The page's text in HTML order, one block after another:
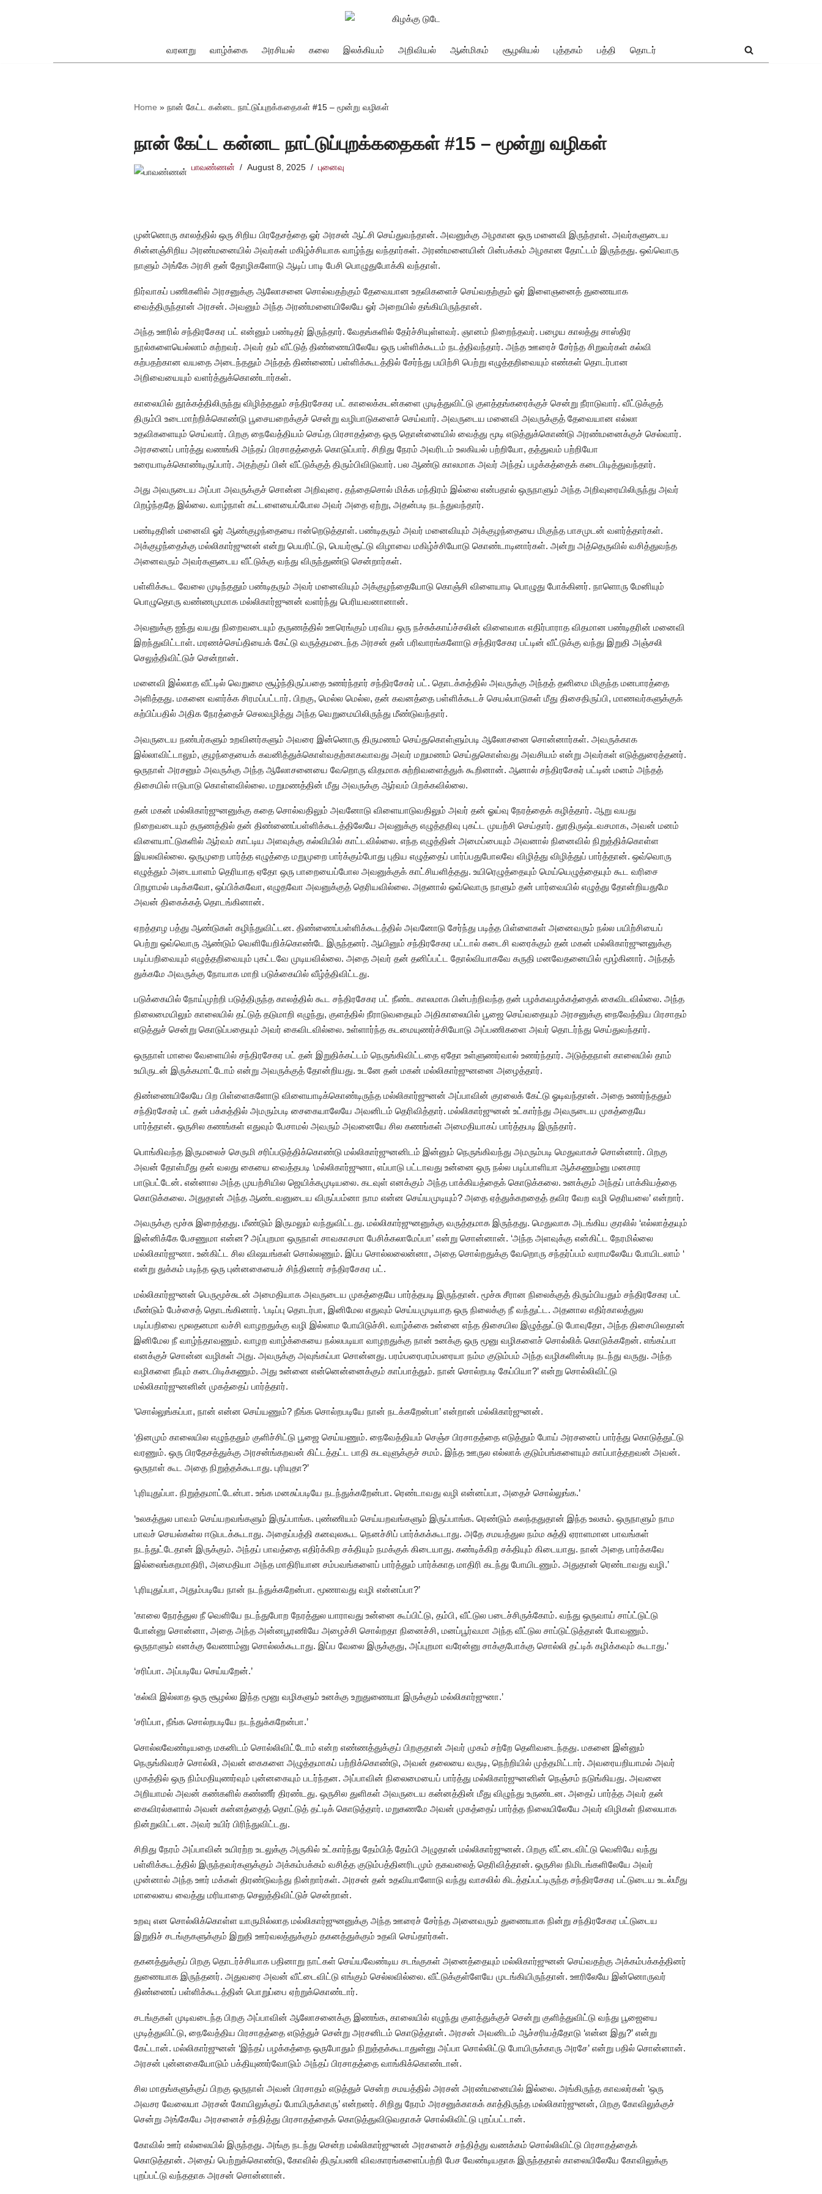
வரலாறு வாழ்க்கை அரசியல் கலை இலக்கியம் அறிவியல் ஆன்மிகம் சூழலியல் புத்தகம் பத்தி தொடர்
Home » நான் கேட்ட கன்னட நாட்டுப்புறக்கதைகள் #15 – மூன்று வழிகள்
நான் கேட்ட கன்னட நாட்டுப்புறக்கதைகள் #15 – மூன்று வழிகள்
பாவண்ணன் August 8, 2025 புனைவு
முன்னொரு காலத்தில் ஒரு சிறிய பிரதேசத்தை ஓர் அரசன் ஆட்சி செய்துவந்தான். அவனுக்கு அழகான ஒரு மனைவி இருந்தாள். அவர்களுடைய
சின்னஞ்சிறிய அரண்மனையில் அவர்கள் மகிழ்ச்சியாக வாழ்ந்து வந்தார்கள். அரண்மனையின் பின்பக்கம் அழகான தோட்டம் இருந்தது. ஒவ்வொரு
நாளும் அங்கே அரசி தன் தோழிகளோடு ஆடிப் பாடி பேசி பொழுதுபோக்கி வந்தாள்.
நிர்வாகப் பணிகளில் அரசனுக்கு ஆலோசனை சொல்வதற்கும் தேவையான உதவிகளைச் செய்வதற்கும் ஓர் இளைஞனைத் துணையாக
வைத்திருந்தான் அரசன். அவனும் அந்த அரண்மனையிலேயே ஓர் அறையில் தங்கியிருந்தான்.
அந்த ஊரில் சந்திரசேகர பட் என்னும் பண்டிதர் இருந்தார். வேதங்களில் தேர்ச்சியுள்ளவர். ஞானம் நிறைந்தவர். பழைய காலத்து சாஸ்திர
நூல்களையெல்லாம் கற்றவர். அவர் தம் வீட்டுத் திண்ணையிலேயே ஒரு பள்ளிக்கூடம் நடத்திவந்தார். அந்த ஊரைச் சேர்ந்த சிறுவர்கள் கல்வி
கற்பதற்கான வயதை அடைந்ததும் அந்தத் திண்ணைப் பள்ளிக்கூடத்தில் சேர்ந்து பயிற்சி பெற்று எழுத்தறிவையும் எண்கள் தொடர்பான
அறிவையையும் வளர்த்துக்கொண்டார்கள்.
காலையில் தூக்கத்திலிருந்து விழித்ததும் சந்திரசேகர பட் காலைக்கடன்களை முடித்துவிட்டு குளத்தங்கரைக்குச் சென்று நீராடுவார். வீட்டுக்குத்
திரும்பி உடைமாற்றிக்கொண்டு பூசையறைக்குச் சென்று வழிபாடுகளைச் செய்வார். அவருடைய மனைவி அவருக்குத் தேவையான எல்லா
உதவிகளையும் செய்வார். பிறகு நைவேத்தியம் செய்த பிரசாதத்தை ஒரு தொன்னையில் வைத்து மூடி எடுத்துக்கொண்டு அரண்மனைக்குச் செல்வார்.
அரசனைப் பார்த்து வணங்கி அந்தப் பிரசாதத்தைக் கொடுப்பார். சிறிது நேரம் அவரிடம் உலகியல் பற்றியோ, தத்துவம் பற்றியோ
உரையாடிக்கொண்டிருப்பார். அதற்குப் பின் வீட்டுக்குத் திரும்பிவிடுவார். பல ஆண்டு காலமாக அவர் அந்தப் பழக்கத்தைக் கடைபிடித்துவந்தார்.
அது அவருடைய அப்பா அவருக்குச் சொன்ன அறிவுரை. தந்தைசொல் மிக்க மந்திரம் இல்லை என்பதால் ஒருநாளும் அந்த அறிவுரையிலிருந்து அவர்
பிறழ்ந்ததே இல்லை. வாழ்நாள் கட்டளையைப்போல அவர் அதை ஏற்று, அதன்படி நடந்துவந்தார்.
பண்டிதரின் மனைவி ஓர் ஆண்குழந்தையை ஈன்றெடுத்தாள். பண்டிதரும் அவர் மனைவியும் அக்குழந்தையை மிகுந்த பாசமுடன் வளர்த்தார்கள்.
அக்குழந்தைக்கு மல்லிகார்ஜுனன் என்று பெயரிட்டு, பெயர்சூட்டு விழாவை மகிழ்ச்சியோடு கொண்டாடினார்கள். அன்று அத்தெருவில் வசித்துவந்த
அனைவரும் அவர்களுடைய வீட்டுக்கு வந்து விருந்துண்டு சென்றார்கள்.
பள்ளிக்கூட வேலை முடிந்ததும் பண்டிதரும் அவர் மனைவியும் அக்குழந்தையோடு கொஞ்சி விளையாடி பொழுது போக்கினர். நாளொரு மேனியும்
பொழுதொரு வண்ணமுமாக மல்லிகார்ஜுனன் வளர்ந்து பெரியவனானான்.
அவனுக்கு ஐந்து வயது நிறைவடையும் தருணத்தில் ஊரெங்கும் பரவிய ஒரு நச்சுக்காய்ச்சலின் விளைவாக எதிர்பாராத விதமான பண்டிதரின் மனைவி
இறந்துவிட்டாள். மரணச்செய்தியைக் கேட்டு வருத்தமடைந்த அரசன் தன் பரிவாரங்களோடு சந்திரசேகர பட்டின் வீட்டுக்கு வந்து இறுதி அஞ்சலி
செலுத்திவிட்டுச் சென்றான்.
மனைவி இல்லாத வீட்டில் வெறுமை சூழ்ந்திருப்பதை உணர்ந்தார் சந்திரசேகர் பட். தொடக்கத்தில் அவருக்கு அந்தத் தனிமை மிகுந்த மனபாரத்தை
அளித்தது. மகனை வளர்க்க சிரமப்பட்டார். பிறகு, மெல்ல மெல்ல, தன் கவனத்தை பள்ளிக்கூடச் செயல்பாடுகள் மீது திசைதிருப்பி, மாணவர்களுக்குக்
கற்பிப்பதில் அதிக நேரத்தைச் செலவழித்து அந்த வெறுமையிலிருந்து மீண்டுவந்தார்.
அவருடைய நண்பர்களும் உறவினர்களும் அவரை இன்னொரு திருமணம் செய்துகொள்ளும்படி ஆலோசனை சொன்னார்கள். அவருக்காக
இல்லாவிட்டாலும், குழந்தையைக் கவனித்துக்கொள்வதற்காகவாவது அவர் மறுமணம் செய்துகொள்வது அவசியம் என்று அவர்கள் எடுத்துரைத்தனர்.
ஒருநாள் அரசனும் அவருக்கு அந்த ஆலோசனையை வேறொரு விதமாக சுற்றிவளைத்துக் கூறினான். ஆனால் சந்திரசேகர் பட்டின் மனம் அந்தத்
திசையில் ஈடுபாடு கொள்ளவில்லை. மறுமணத்தின் மீது அவருக்கு ஆர்வம் பிறக்கவில்லை.
தன் மகன் மல்லிகார்ஜுனனுக்கு கதை சொல்வதிலும் அவனோடு விளையாடுவதிலும் அவர் தன் ஓய்வு நேரத்தைக் கழித்தார். ஆறு வயது
நிறைவடையும் தருணத்தில் தன் திண்ணைப்பள்ளிக்கூடத்திலேயே அவனுக்கு எழுத்தறிவு புகட்ட முயற்சி செய்தார். துரதிருஷ்டவசமாக, அவன் மனம்
விளையாட்டுகளில் ஆர்வம் காட்டிய அளவுக்கு கல்வியில் காட்டவில்லை. எந்த எழுத்தின் அமைப்பையும் அவனால் நினைவில் நிறுத்திக்கொள்ள
இயலவில்லை. ஒருமுறை பார்த்த எழுத்தை மறுமுறை பார்க்கும்போது புதிய எழுத்தைப் பார்ப்பதுபோலவே விழித்து விழித்துப் பார்த்தான். ஒவ்வொரு
எழுத்தும் அடையாளம் தெரியாத ஏதோ ஒரு பாறையைப்போல அவனுக்குக் காட்சியளித்தது. உயிரெழுத்தையும் மெய்யெழுத்தையும் கூட வரிசை
பிறழாமல் படிக்கவோ, ஒப்பிக்கவோ, எழுதவோ அவனுக்குத் தெரியவில்லை. அதனால் ஒவ்வொரு நாளும் தன் பார்வையில் எழுத்து தோன்றியதுமே
அவன் திகைக்கத் தொடங்கினான்.
ஏறத்தாழ பத்து ஆண்டுகள் கழிந்துவிட்டன. திண்ணைப்பள்ளிக்கூடத்தில் அவனோடு சேர்ந்து படித்த பிள்ளைகள் அனைவரும் நல்ல பயிற்சியைப்
பெற்று ஒவ்வொரு ஆண்டும் வெளியேறிக்கொண்டே இருந்தனர். ஆயினும் சந்திரசேகர பட்டால் கடைசி வரைக்கும் தன் மகன் மல்லிகார்ஜுனனுக்கு
படிப்பறிவையும் எழுத்தறிவையும் புகட்டவே முடியவில்லை. அதை அவர் தன் தனிப்பட்ட தோல்வியாகவே கருதி மனவேதனையில் மூழ்கினார். அந்தத்
துக்கமே அவருக்கு நோயாக மாறி படுக்கையில் வீழ்த்திவிட்டது.
படுக்கையில் நோய்முற்றி படுத்திருந்த காலத்தில் கூட சந்திரசேகர பட் நீண்ட காலமாக பின்பற்றிவந்த தன் பழக்கவழக்கத்தைக் கைவிடவில்லை. அந்த
நிலைமையிலும் காலையில் தட்டுத் தடுமாறி எழுந்து, குளத்தில் நீராடுவதையும் அதிகாலையில் பூஜை செய்வதையும் அரசனுக்கு நைவேத்திய பிரசாதம்
எடுத்துச் சென்று கொடுப்பதையும் அவர் கைவிடவில்லை. உள்ளார்ந்த கடமையுணர்ச்சியோடு அப்பணிகளை அவர் தொடர்ந்து செய்துவந்தார்.
ஒருநாள் மாலை வேளையில் சந்திரசேகர பட் தன் இறுதிக்கட்டம் நெருங்கிவிட்டதை ஏதோ உள்ளுணர்வால் உணர்ந்தார். அடுத்தநாள் காலையில் தாம்
உயிருடன் இருக்கமாட்டோம் என்று அவருக்குத் தோன்றியது. உடனே தன் மகன் மல்லிகார்ஜுனனை அழைத்தார்.
திண்ணையிலேயே பிற பிள்ளைகளோடு விளையாடிக்கொண்டிருந்த மல்லிகார்ஜுனன் அப்பாவின் குரலைக் கேட்டு ஓடிவந்தான். அதை உணர்ந்ததும்
சந்திரசேகர் பட் தன் பக்கத்தில் அமரும்படி சைகையாலேயே அவனிடம் தெரிவித்தார். மல்லிகார்ஜுனன் உட்கார்ந்து அவருடைய முகத்தையே
பார்த்தான். ஒருசில கணங்கள் எதுவும் பேசாமல் அவரும் அவனையே சில கணங்கள் அமைதியாகப் பார்த்தபடி இருந்தார்.
பொங்கிவந்த இருமலைச் செருமி சரிப்படுத்திக்கொண்டு மல்லிகார்ஜுனனிடம் இன்னும் நெருங்கிவந்து அமரும்படி மெதுவாகச் சொன்னார். பிறகு
அவன் தோள்மீது தன் வலது கையை வைத்தபடி ‘மல்லிகார்ஜுனா, எப்பாடு பட்டாவது உன்னை ஒரு நல்ல படிப்பாளியா ஆக்கணும்னு மனசார
பாடுபட்டேன். என்னால அந்த முயற்சியில ஜெயிக்கமுடியலை. கடவுள் எனக்கும் அந்த பாக்கியத்தைக் கொடுக்கலை. உனக்கும் அந்தப் பாக்கியத்தை
கொடுக்கலை. அதுதான் அந்த ஆண்டவனுடைய விருப்பம்னா நாம என்ன செய்யமுடியும்? அதை ஏத்துக்கறதைத் தவிர வேற வழி தெரியலை’ என்றார்.
அவருக்கு மூச்சு இறைத்தது. மீண்டும் இருமலும் வந்துவிட்டது. மல்லிகார்ஜுனனுக்கு வருத்தமாக இருந்தது. மெதுவாக அடங்கிய குரலில் ‘எல்லாத்தயும்
இன்னிக்கே பேசணுமா என்ன? அப்புறமா ஒருநாள் சாவகாசமா பேசிக்கலாமேப்பா’ என்று சொன்னான். ‘அந்த அளவுக்கு என்கிட்ட நேரமில்லை
மல்லிகார்ஜுனா. உன்கிட்ட சில விஷயங்கள் சொல்லணும். இப்ப சொல்லலைன்னா, அதை சொல்றதுக்கு வேறொரு சந்தர்ப்பம் வராமலேயே போயிடலாம் ‘
என்று துக்கம் படிந்த ஒரு புன்னகையைச் சிந்தினார் சந்திரசேகர பட்.
மல்லிகார்ஜுனன் பெருமூச்சுடன் அமைதியாக அவருடைய முகத்தையே பார்த்தபடி இருந்தான். மூச்சு சீரான நிலைக்குத் திரும்பியதும் சந்திரசேகர பட்
மீண்டும் பேச்சைத் தொடங்கினார். ‘படிப்பு தொடர்பா, இனிமேல எதுவும் செய்யமுடியாத ஒரு நிலைக்கு நீ வந்துட்ட. அதனால எதிர்காலத்துல
படிப்பறிவை மூலதனமா வச்சி வாழறதுக்கு வழி இல்லாம போயிடுச்சி. வாழ்க்கை உன்னை எந்த திசையில இழுத்துட்டு போவுதோ, அந்த திசையிலதான்
இனிமேல நீ வாழ்ந்தாவணும். வாழற வாழ்க்கையை நல்லபடியா வாழறதுக்கு நான் உனக்கு ஒரு மூனு வழிகளைச் சொல்லிக் கொடுக்கறேன். எங்கப்பா
எனக்குச் சொன்ன வழிகள் அது. அவருக்கு அவுங்கப்பா சொன்னது. பரம்பரைபரம்பரையா நம்ம குடும்பம் அந்த வழிகளின்படி நடந்து வருது. அந்த
வழிகளை நீயும் கடைபிடிக்கணும். அது உன்னை என்னென்னைக்கும் காப்பாத்தும். நான் சொல்றபடி கேப்பியா?’ என்று சொல்லிவிட்டு
மல்லிகார்ஜுனனின் முகத்தைப் பார்த்தார்.
‘சொல்லுங்கப்பா, நான் என்ன செய்யணும்? நீங்க சொல்றபடியே நான் நடக்கறேன்பா’ என்றான் மல்லிகார்ஜுனன்.
‘தினமும் காலையில எழுந்ததும் குளிச்சிட்டு பூஜை செய்யணும். நைவேத்தியம் செஞ்ச பிரசாதத்தை எடுத்தும் போய் அரசனைப் பார்த்து கொடுத்துட்டு
வரணும். ஒரு பிரதேசத்துக்கு அரசன்ங்கறவன் கிட்டத்தட்ட பாதி கடவுளுக்குச் சமம். இந்த ஊருல எல்லாக் குடும்பங்களையும் காப்பாத்தறவன் அவன்.
ஒருநாள் கூட அதை நிறுத்தக்கூடாது. புரியுதா?’
‘புரியுதுப்பா. நிறுத்தமாட்டேன்பா. உங்க மனசுப்படியே நடந்துக்கறேன்பா. ரெண்டாவது வழி என்னப்பா, அதைச் சொல்லுங்க.’
‘உலகத்துல பாவம் செய்யறவங்களும் இருப்பாங்க. புண்ணியம் செய்யறவங்களும் இருப்பாங்க. ரெண்டும் கலந்ததுதான் இந்த உலகம். ஒருநாளும் நாம
பாவச் செயல்கள்ல ஈடுபடக்கூடாது. அதைப்பத்தி கனவுலகூட நெனச்சிப் பார்க்கக்கூடாது. அதே சமயத்துல நம்ம சுத்தி ஏராளமான பாவங்கள்
நடந்துட்டேதான் இருக்கும். அந்தப் பாவத்தை எதிர்க்கிற சக்தியும் நமக்குக் கிடையாது. கண்டிக்கிற சக்தியும் கிடையாது. நான் அதை பார்க்கவே
இல்லைங்கறமாதிரி, அமைதியா அந்த மாதிரியான சம்பவங்களைப் பார்த்தும் பார்க்காத மாதிரி கடந்து போயிடணும். அதுதான் ரெண்டாவது வழி.’
‘புரியுதுப்பா, அதும்படியே நான் நடந்துக்கறேன்பா. மூணாவது வழி என்னப்பா?’
‘காலை நேரத்துல நீ வெளியே நடந்துபோற நேரத்துல யாராவது உன்னை கூப்பிட்டு, தம்பி, வீட்டுல படைச்சிருக்கோம். வந்து ஒருவாய் சாப்ட்டுட்டு
போன்னு சொன்னா, அதை அந்த அன்னபூரணியே அழைச்சி சொல்றதா நினைச்சி, மனப்பூர்வமா அந்த வீட்டுல சாப்டுட்டுத்தான் போவணும்.
ஒருநாளும் எனக்கு வேணாம்னு சொல்லக்கூடாது. இப்ப வேலை இருக்குது, அப்புறமா வரேன்னு சாக்குபோக்கு சொல்லி தட்டிக் கழிக்கவும் கூடாது.’
‘சரிப்பா. அப்படியே செய்யறேன்.’
‘கல்வி இல்லாத ஒரு சூழல்ல இந்த மூனு வழிகளும் உனக்கு உறுதுணையா இருக்கும் மல்லிகார்ஜுனா.’
‘சரிப்பா, நீங்க சொல்றபடியே நடந்துக்கறேன்பா.’
சொல்லவேண்டியதை மகனிடம் சொல்லிவிட்டோம் என்ற எண்ணத்துக்குப் பிறகுதான் அவர் முகம் சற்றே தெளிவடைந்தது. மகனை இன்னும்
நெருங்கிவரச் சொல்லி, அவன் கைகளை அழுத்தமாகப் பற்றிக்கொண்டு, அவன் தலையை வருடி, நெற்றியில் முத்தமிட்டார். அவரையறியாமல் அவர்
முகத்தில் ஒரு நிம்மதியுணர்வும் புன்னகையும் படர்ந்தன. அப்பாவின் நிலைமையைப் பார்த்து மல்லிகார்ஜுனனின் நெஞ்சம் நடுங்கியது. அவனை
அறியாமல் அவன் கண்களில் கண்ணீர் திரண்டது. ஒருசில துளிகள் அவருடைய கன்னத்தின் மீது விழுந்து உருண்டன. அதைப் பார்த்த அவர் தன்
கைவிரல்களால் அவன் கன்னத்தைத் தொட்டுத் தட்டிக் கொடுத்தார். மறுகணமே அவன் முகத்தைப் பார்த்த நிலையிலேயே அவர் விழிகள் நிலையாக
நின்றுவிட்டன. அவர் உயிர் பிரிந்துவிட்டது.
சிறிது நேரம் அப்பாவின் உயிரற்ற உடலுக்கு அருகில் உட்கார்ந்து தேம்பித் தேம்பி அழுதான் மல்லிகார்ஜுனன். பிறகு வீட்டைவிட்டு வெளியே வந்து
பள்ளிக்கூடத்தில் இருந்தவர்களுக்கும் அக்கம்பக்கம் வசித்த குடும்பத்தினரிடமும் தகவலைத் தெரிவித்தான். ஒருசில நிமிடங்களிலேயே அவர்
முன்னால் அந்த ஊர் மக்கள் திரண்டுவந்து நின்றார்கள். அரசன் தன் உதவியாளோடு வந்து வாசலில் கிடத்தப்பட்டிருந்த சந்திரசேகர பட்டுடைய உடல்மீது
மாலையை வைத்து மரியாதை செலுத்திவிட்டுச் சென்றான்.
உறவு என சொல்லிக்கொள்ள யாருமில்லாத மல்லிகார்ஜுனனுக்கு அந்த ஊரைச் சேர்ந்த அனைவரும் துணையாக நின்று சந்திரசேகர பட்டுடைய
இறுதிச் சடங்குகளுக்கும் இறுதி ஊர்வலத்துக்கும் தகனத்துக்கும் உதவி செய்தார்கள்.
தகனத்துக்குப் பிறகு தொடர்ச்சியாக பதினாறு நாட்கள் செய்யவேண்டிய சடங்குகள் அனைத்தையும் மல்லிகார்ஜுனன் செய்வதற்கு அக்கம்பக்கத்தினர்
துணையாக இருந்தனர். அதுவரை அவன் வீட்டைவிட்டு எங்கும் செல்லவில்லை. வீட்டுக்குள்ளேயே முடங்கியிருந்தான். ஊரிலேயே இன்னொருவர்
திண்ணைப் பள்ளிக்கூடத்தின் பொறுப்பை ஏற்றுக்கொண்டார்.
சடங்குகள் முடிவடைந்த பிறகு அப்பாவின் ஆலோசனைக்கு இணங்க, காலையில் எழுந்து குளத்துக்குச் சென்று குளித்துவிட்டு வந்து பூஜையை
முடித்துவிட்டு, நைவேத்திய பிரசாதத்தை எடுத்துச் சென்று அரசனிடம் கொடுத்தான். அரசன் அவனிடம் ஆச்சரியத்தோடு ‘என்ன இது?’ என்று
கேட்டான். மல்லிகார்ஜுனன் ‘இந்தப் பழக்கத்தை ஒருபோதும் நிறுத்தக்கூடாதுன்னு அப்பா சொல்லிட்டு போயிருக்காரு அரசே’ என்று பதில் சொன்னான்.
அரசன் புன்னகையோடும் பக்தியுணர்வோடும் அந்தப் பிரசாதத்தை வாங்கிக்கொண்டான்.
சில மாதங்களுக்குப் பிறகு ஒருநாள் அவன் பிரசாதம் எடுத்துச் சென்ற சமயத்தில் அரசன் அரண்மனையில் இல்லை. அங்கிருந்த காவலர்கள் ‘ஒரு
அவசர வேலையா அரசன் கோயிலுக்குப் போயிருக்காரு’ என்றனர். சிறிது நேரம் அரசனுக்காகக் காத்திருந்த மல்லிகார்ஜுனன், பிறகு கோவிலுக்குச்
சென்று அங்கேயே அரசனைச் சந்தித்து பிரசாதத்தைக் கொடுத்துவிடுவதாகச் சொல்லிவிட்டு புறப்பட்டான்.
கோவில் ஊர் எல்லையில் இருந்தது. அங்கு நடந்து சென்ற மல்லிகார்ஜுனன் அரசனைச் சந்தித்து வணக்கம் சொல்லிவிட்டு பிரசாதத்தைக்
கொடுத்தான். அதைப் பெற்றுக்கொண்டு, கோவில் திருப்பணி விவகாரங்களைப்பற்றி பேச வேண்டியதாக இருந்ததால் காலையிலேயே கோவிலுக்கு
புறப்பட்டு வந்ததாக அரசன் சொன்னான்.